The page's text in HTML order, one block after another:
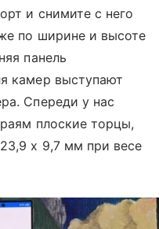
и снимите с него
по ширине и высоте
панель
камер выступают
Спереди у нас
плоские торцы,
х 9,7 мм при весе